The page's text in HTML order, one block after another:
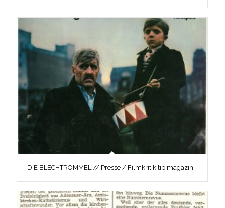
DIE BLECHTROMMEL // Presse / Filmkritik tip magazin